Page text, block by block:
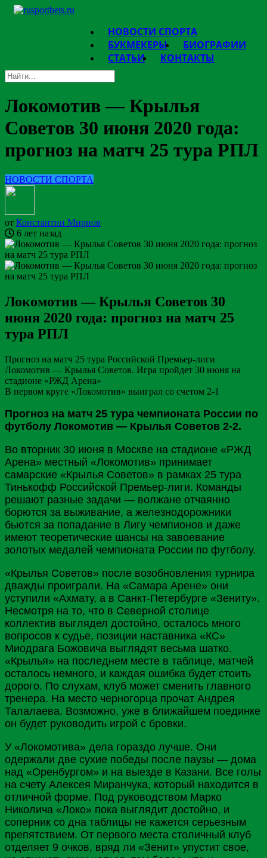
НОВОСТИ СПОРТА
БУКМЕКЕРЫ
БИОГРАФИИ
СТАТЬИ
КОНТАКТЫ
Локомотив — Крылья
Советов 30 июня 2020 года:
прогноз на матч 25 тура РПЛ
НОВОСТИ СПОРТА
от Константин Мирнов
6 лет назад
Локомотив — Крылья Советов 30
июня 2020 года: прогноз на матч 25
тура РПЛ
Прогноз на матч 25 тура Российской Премьер-лиги
Локомотив — Крылья Советов. Игра пройдет 30 июня на
стадионе «РЖД Арена»
В первом круге «Локомотив» выиграл со счетом 2-1
Прогноз на матч 25 тура чемпионата России по
футболу Локомотив — Крылья Советов 2-2.
Во вторник 30 июня в Москве на стадионе «РЖД
Арена» местный «Локомотив» принимает
самарские «Крылья Советов» в рамках 25 тура
Тинькофф Российской Премьер-лиги. Команды
решают разные задачи — волжане отчаянно
борются за выживание, а железнодорожники
бьются за попадание в Лигу чемпионов и даже
имеют теоретические шансы на завоевание
золотых медалей чемпионата России по футболу.
«Крылья Советов» после возобновления турнира
дважды проиграли. На «Самара Арене» они
уступили «Ахмату, а в Санкт-Петербурге «Зениту».
Несмотря на то, что в Северной столице
коллектив выглядел достойно, осталось много
вопросов к судье, позиции наставника «КС»
Миодрага Божовича выглядят весьма шатко.
«Крылья» на последнем месте в таблице, матчей
осталось немного, и каждая ошибка будет стоить
дорого. По слухам, клуб может сменить главного
тренера. На место черногорца прочат Андрея
Талалаева. Возможно, уже в ближайшем поединке
он будет руководить игрой с бровки.
У «Локомотива» дела гораздо лучше. Они
одержали две сухие победы после паузы — дома
над «Оренбургом» и на выезде в Казани. Все голы
на счету Алексея Миранчука, который находится в
отличной форме. Под руководством Марко
Николича «Локо» пока выглядит достойно, и
соперник со дна таблицы не кажется серьезным
препятствием. От первого места столичный клуб
отделяет 9 очков, вряд ли «Зенит» упустит свое,